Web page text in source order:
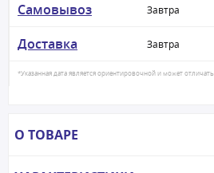
Самовывоз Завтра
Доставка Завтра
*Указанная дата является ориентировочной и может
О ТОВАРЕ